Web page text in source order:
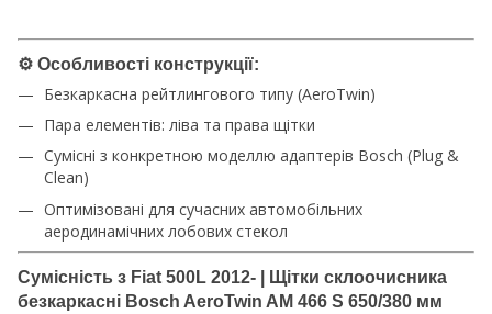
⚙️ Особливості конструкції:
Безкаркасна рейтлингового типу (AeroTwin)
Пара елементів: ліва та права щітки
Сумісні з конкретною моделлю адаптерів Bosch (Plug &
Clean)
Оптимізовані для сучасних автомобільних
аеродинамічних лобових стекол
Сумісність з Fiat 500L 2012- | Щітки склоочисника
безкаркасні Bosch AeroTwin AM 466 S 650/380 мм